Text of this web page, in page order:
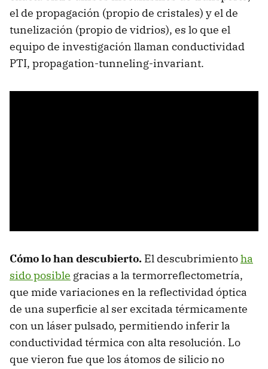
el de propagación (propio de cristales) y el de
tunelización (propio de vidrios), es lo que el
equipo de investigación llaman conductividad
PTI, propagation-tunneling-invariant.
Cómo lo han descubierto. El descubrimientoha
sido posible gracias a la termorreflectometría,
que mide variaciones en la reflectividad óptica
de una superficie al ser excitada térmicamente
con un láser pulsado, permitiendo inferir la
conductividad térmica con alta resolución. Lo
que vieron fue que los átomos de silicio no